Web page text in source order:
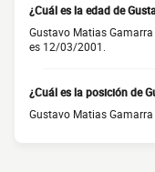
¿Cuál es la edad de
Gustavo Matias
es 12/03/2001.
¿Cuál es la posición de
Gustavo Matias